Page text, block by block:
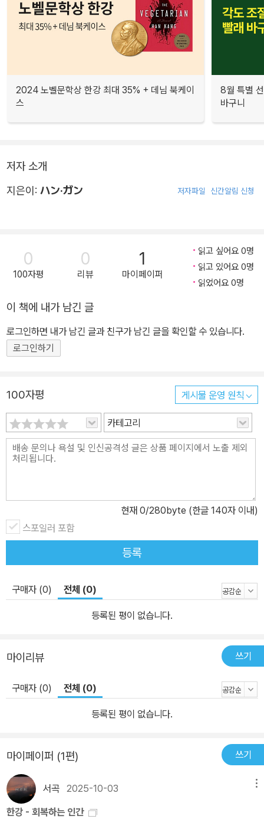
2024 노벨문학상 한강 최대 35% + 데님 북케이
스
8월 특별
바구니
저자 소개
지은이: ハン·ガン 저자파일 신간알림 신청
0
100자평
0
리뷰
1
마이페이퍼
읽고 싶어요 0명
읽고 있어요 0명
읽었어요 0명
이 책에 내가 남긴 글
로그인하면 내가 남긴 글과 친구가 남긴 글을 확인할 수 있습니다.
로그인하기
100자평 게시물 운영 원칙
카테고리
현재 0/280byte (한글 140자 이내)
스포일러 포함
등록
구매자 (0) 전체 (0)
등록된 평이 없습니다.
마이리뷰 쓰기
구매자 (0) 전체 (0)
등록된 평이 없습니다.
마이페이퍼 (1편) 쓰기
서곡 2025-10-03
한강 - 회복하는 인간